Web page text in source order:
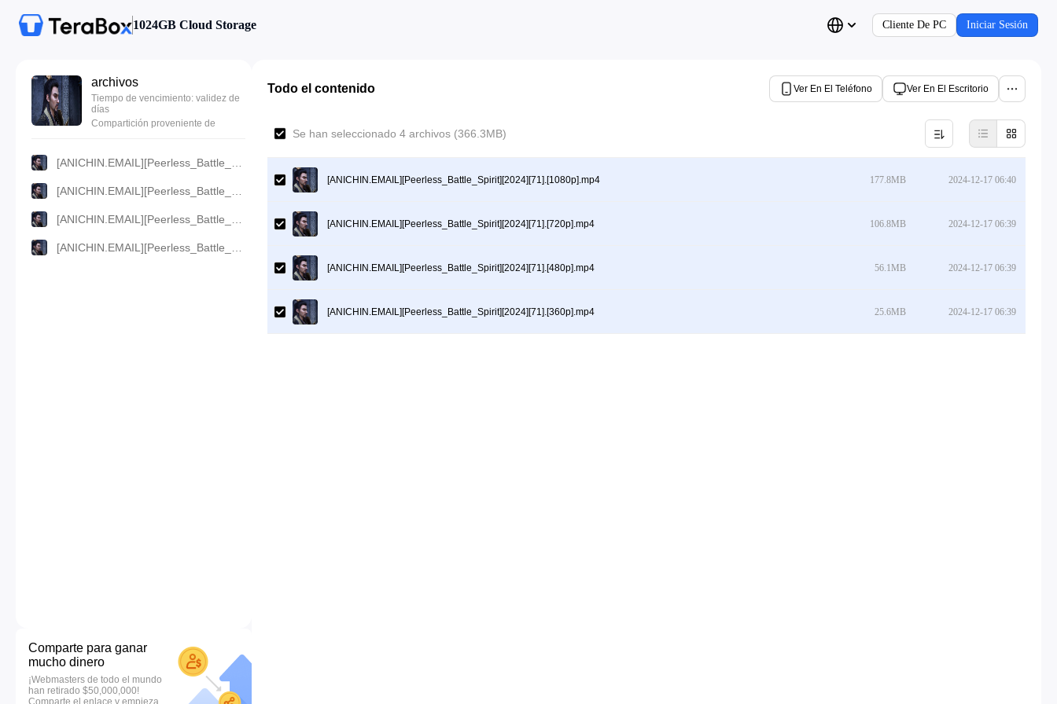
1024GB Cloud Storage Cliente De PC Iniciar Sesión
archivos
Tiempo de vencimiento: validez de
días
Compartición proveniente de
Comparte para ganar
mucho dinero
¡Webmasters de todo el mundo
han retirado $50,000,000!
Comparte el enlace y empieza
Todo el contenido Ver En El Teléfono Ver En El Escritorio
Se han seleccionado 4 archivos (366.3MB)
[ANICHIN.EMAIL][Peerless_Battle_Spirit][2024][71].[1080p].mp4 177.8MB 2024-12-17 06:40
[ANICHIN.EMAIL][Peerless_Battle_Spirit][2024][71].[720p].mp4 106.8MB 2024-12-17 06:39
[ANICHIN.EMAIL][Peerless_Battle_Spirit][2024][71].[480p].mp4 56.1MB 2024-12-17 06:39
[ANICHIN.EMAIL][Peerless_Battle_Spirit][2024][71].[360p].mp4 25.6MB 2024-12-17 06:39